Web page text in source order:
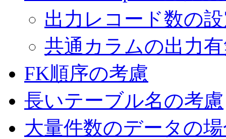
出力レコード数の
共通カラムの出力
FK順序の考慮
長いテーブル名の考慮
大量件数のデータの